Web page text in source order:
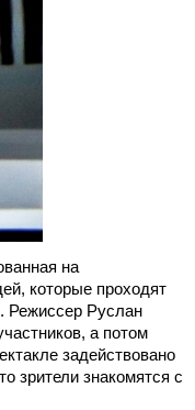
на
которые проходят
Режиссер Руслан
а потом
задействовано
зрители знакомятся с